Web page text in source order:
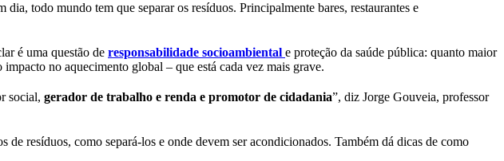
todo mundo tem que separar os resíduos. Principalmente bares, restaurantes e
é uma questão de responsabilidade socioambiental e proteção da saúde pública: quanto maior
no aquecimento global – que está cada vez mais grave.
social, gerador de trabalho e renda e promotor de cidadania”, diz Jorge Gouveia, professor
resíduos, como separá-los e onde devem ser acondicionados. Também dá dicas de como